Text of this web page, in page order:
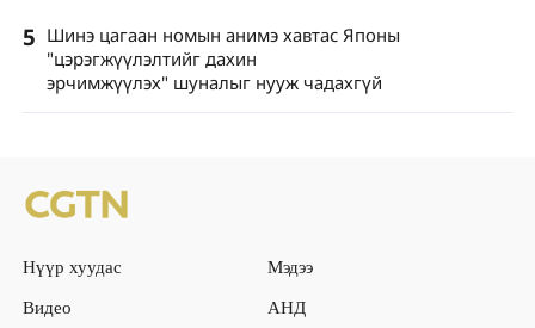
5 Шинэ цагаан номын анимэ хавтас Японы
"цэрэгжүүлэлтийг дахин
эрчимжүүлэх" шуналыг нууж чадахгүй
Нүүр хуудас
Мэдээ
Видео
АНД